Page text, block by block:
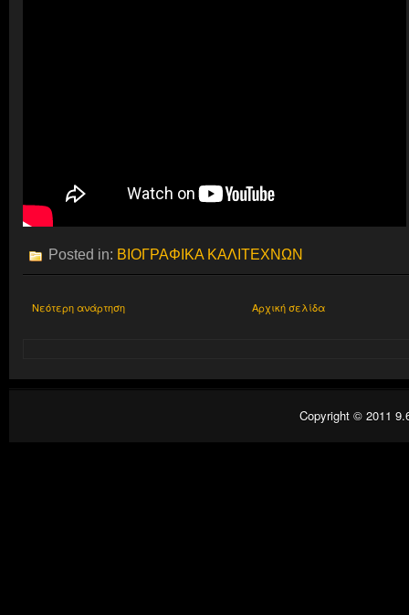
Posted in: ΒΙΟΓΡΑΦΙΚΑ ΚΑΛΙΤΕΧΝΩΝ
Νεότερη ανάρτηση Αρχική σελίδα
Copyright © 2011